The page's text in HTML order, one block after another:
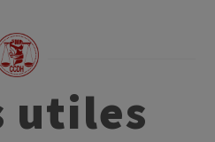
utiles